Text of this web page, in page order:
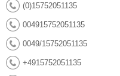
(0)15752051135
004915752051135
0049/15752051135
+4915752051135